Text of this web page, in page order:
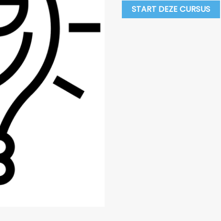
START DEZE CURSUS